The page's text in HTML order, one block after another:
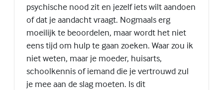
psychische nood zit en jezelf iets wilt aandoen
of dat je aandacht vraagt. Nogmaals erg
moeilijk te beoordelen, maar wordt het niet
eens tijd om hulp te gaan zoeken. Waar zou ik
niet weten, maar je moeder, huisarts,
schoolkennis of iemand die je vertrouwd zul
je mee aan de slag moeten. Is dit